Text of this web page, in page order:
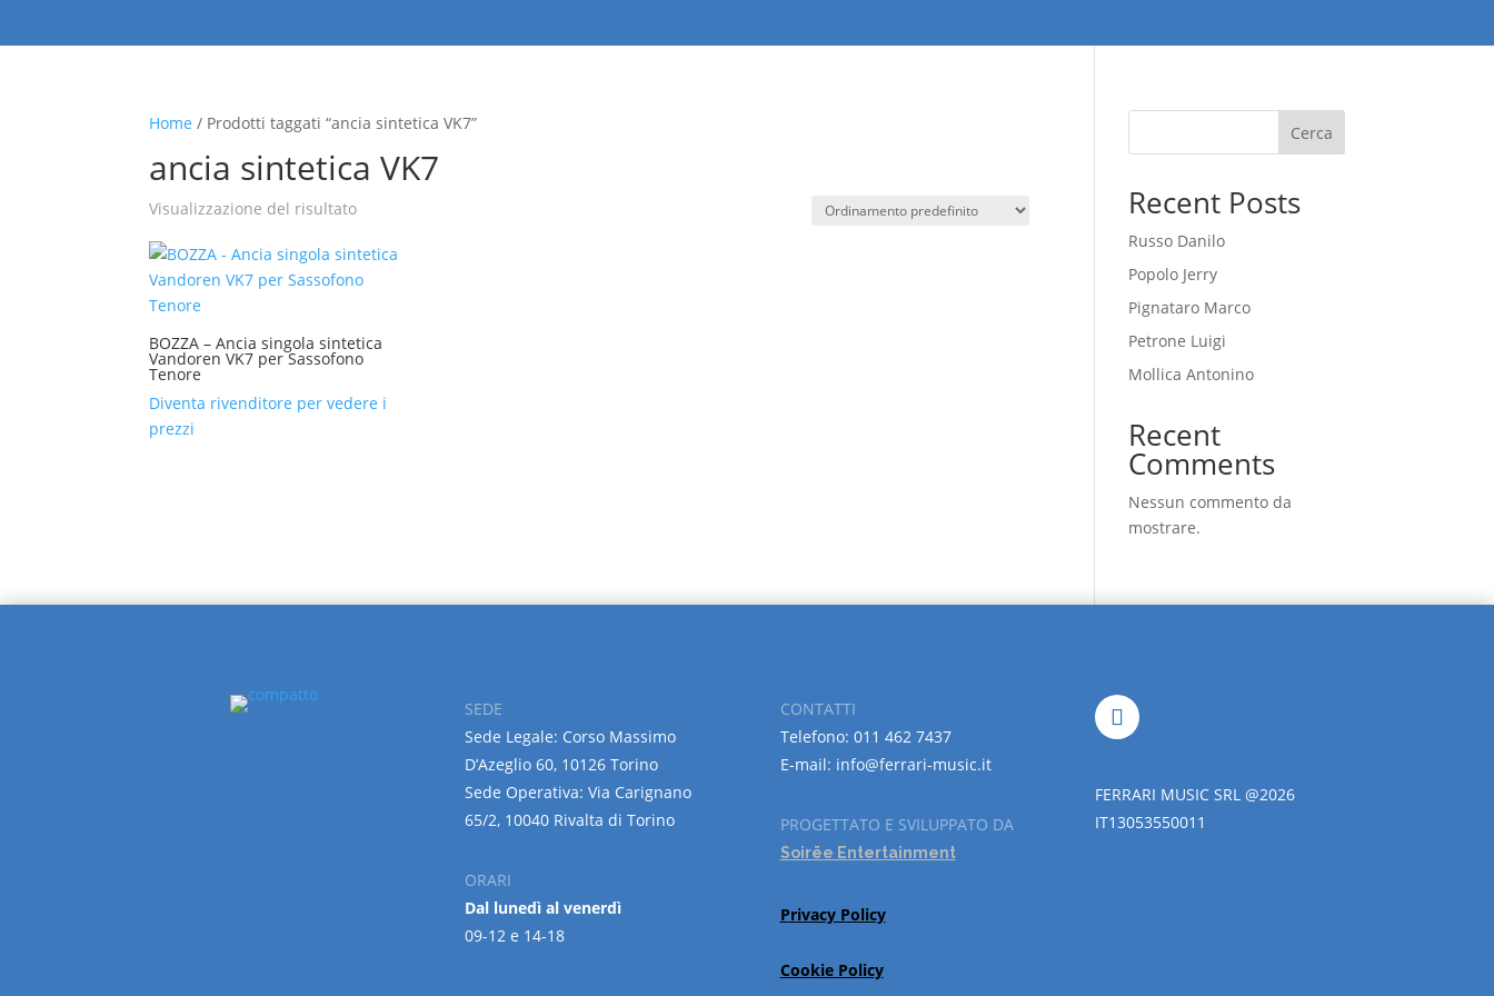
Home / Prodotti taggati “ancia sintetica VK7”
ancia sintetica VK7
Visualizzazione del risultato
BOZZA – Ancia singola sintetica
Vandoren VK7 per Sassofono
Tenore
Diventa rivenditore per vedere i
prezzi
Cerca
Recent Posts
Russo Danilo
Popolo Jerry
Pignataro Marco
Petrone Luigi
Mollica Antonino
Recent
Comments
Nessun commento da
mostrare.
SEDE
Sede Legale: Corso Massimo
D’Azeglio 60, 10126 Torino
Sede Operativa: Via Carignano
65/2, 10040 Rivalta di Torino
ORARI
Dal lunedì al venerdì
09-12 e 14-18
CONTATTI
Telefono: 011 462 7437
E-mail: info@ferrari-music.it
PROGETTATO E SVILUPPATO DA
Soirëe Entertainment
Privacy Policy
Cookie Policy
FERRARI MUSIC SRL @2026
IT13053550011